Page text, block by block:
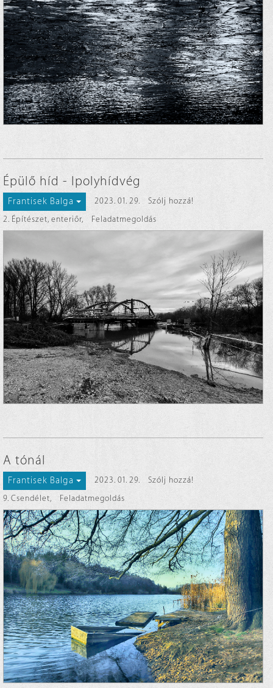
Épülő híd - Ipolyhídvég
Frantisek Balga 2023. 01. 29.
Szólj hozzá!
2. Építészet, enteriőr, Feladatmegoldás
A tónál
Frantisek Balga 2023. 01. 29.
Szólj hozzá!
9. Csendélet, Feladatmegoldás